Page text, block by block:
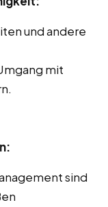
und andere
mit
sind